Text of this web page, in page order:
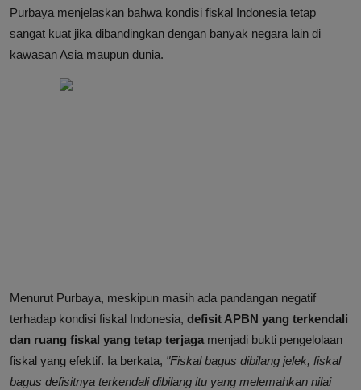
Purbaya menjelaskan bahwa kondisi fiskal Indonesia tetap
sangat kuat jika dibandingkan dengan banyak negara lain di
kawasan Asia maupun dunia.
Menurut Purbaya, meskipun masih ada pandangan negatif
terhadap kondisi fiskal Indonesia, defisit APBN yang terkendali
dan ruang fiskal yang tetap terjaga menjadi bukti pengelolaan
fiskal yang efektif. Ia berkata, "Fiskal bagus dibilang jelek, fiskal
bagus defisitnya terkendali dibilang itu yang melemahkan nilai